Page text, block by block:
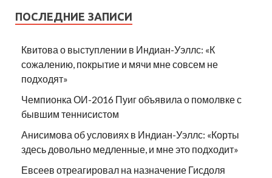
ПОСЛЕДНИЕ ЗАПИСИ
Квитова о выступлении в Индиан-Уэллс: «К
сожалению, покрытие и мячи мне совсем не
подходят»
Чемпионка ОИ-2016 Пуиг объявила о помолвке с
бывшим теннисистом
Анисимова об условиях в Индиан-Уэллс: «Корты
здесь довольно медленные, и мне это подходит»
Евсеев отреагировал на назначение Гисдоля